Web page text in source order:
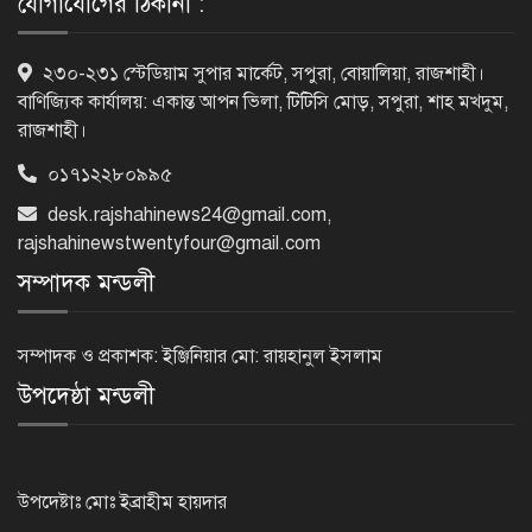
৫৪ রানে অলআউট হয়ে ইনিংস ব্যবধানে
হারল বাংলাদেশ
মন্তব্য থেকে ইউ-টার্ন কঙ্গনা রনৌতের
জেনে নিন মুক্তির উপায়
২৩০-২৩১ স্টেডিয়াম সুপার মার্কেট, সপুরা, বোয়ালিয়া, রাজশাহী।
বাণিজ্যিক কার্যালয়: একান্ত আপন ভিলা, টিটিসি মোড়, সপুরা, শাহ মখদুম,
রাজশাহী।
০১৭১২২৮০৯৯৫
desk.rajshahinews24@gmail.com,
rajshahinewstwentyfour@gmail.com
সম্পাদক মন্ডলী
সম্পাদক ও প্রকাশক: ইঞ্জিনিয়ার মো: রায়হানুল ইসলাম
উপদেষ্ঠা মন্ডলী
উপদেষ্টাঃ মোঃ ইব্রাহীম হায়দার